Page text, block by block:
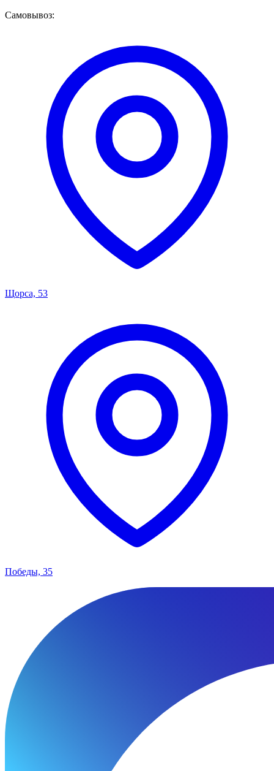
Самовывоз:
Щорса, 53
Победы, 35